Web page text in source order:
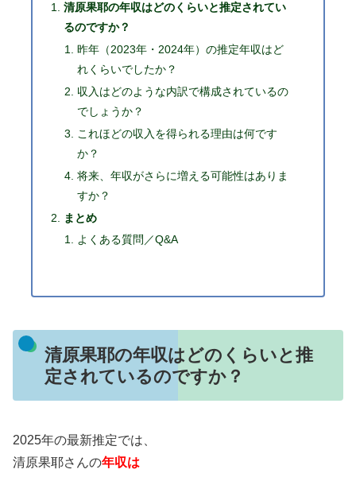
清原果耶の年収はどのくらいと推定されてい
るのですか？
昨年（2023年・2024年）の推定年収はど
れくらいでしたか？
収入はどのような内訳で構成されているの
でしょうか？
これほどの収入を得られる理由は何です
か？
将来、年収がさらに増える可能性はありま
すか？
まとめ
よくある質問／Q&A
清原果耶の年収はどのくらいと推
定されているのですか？
2025年の最新推定では、
清原果耶さんの年収は